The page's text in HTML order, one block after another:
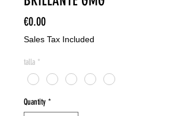
€0.00Price
Sales Tax Included
talla *
Quantity *